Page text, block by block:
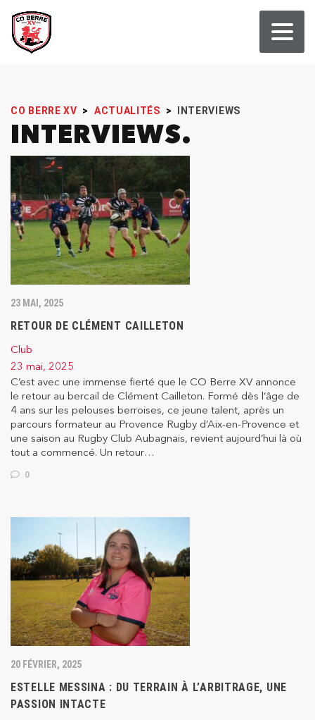
CO BERRE XV > ACTUALITÉS > INTERVIEWS
INTERVIEWS
23 MAI, 2025
RETOUR DE CLÉMENT CAILLETON
Club
23 mai, 2025
C’est avec une immense fierté que le CO Berre XV annonce
le retour au bercail de Clément Cailleton. Formé dès l’âge de
4 ans sur les pelouses berroises, ce jeune talent, après un
parcours formateur au Provence Rugby d’Aix-en-Provence et
une saison au Rugby Club Aubagnais, revient aujourd’hui là où
tout a commencé. Un retour…
0
20 FÉVRIER, 2025
ESTELLE MESSINA : DU TERRAIN À L’ARBITRAGE, UNE
PASSION INTACTE